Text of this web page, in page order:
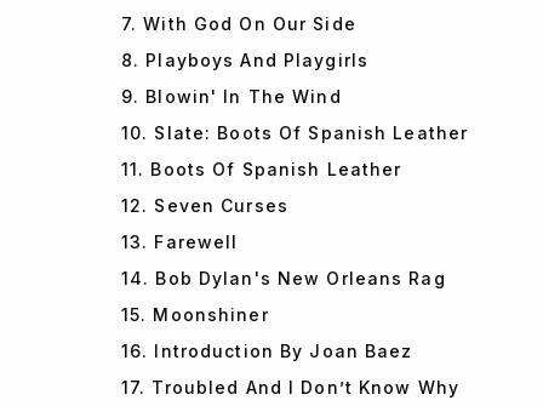
7. With God On Our Side
8. Playboys And Playgirls
9. Blowin' In The Wind
10. Slate: Boots Of Spanish Leather
11. Boots Of Spanish Leather
12. Seven Curses
13. Farewell
14. Bob Dylan's New Orleans Rag
15. Moonshiner
16. Introduction By Joan Baez
17. Troubled And I Don’t Know Why